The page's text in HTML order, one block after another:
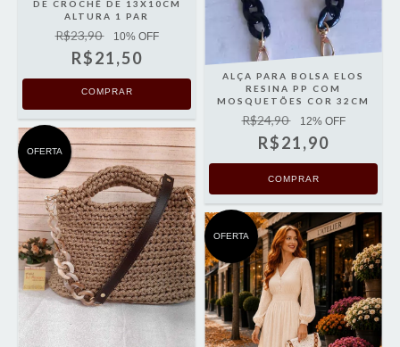
DE CROCHÊ DE 13X10CM
ALTURA 1 PAR
R$23,90 10% OFF
R$21,50
COMPRAR
ALÇA PARA BOLSA ELOS
RESINA PP COM
MOSQUETÕES COR 32CM
R$24,90 12% OFF
R$21,90
OFERTA
OFERTA